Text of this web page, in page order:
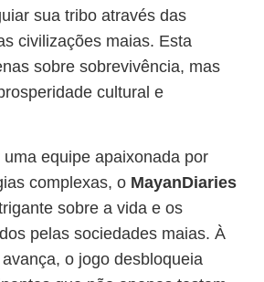
sua tribo através das
civilizações maias. Esta
sobre sobrevivência, mas
cultural e
equipe apaixonada por
complexas, o MayanDiaries
sobre a vida e os
pelas sociedades maias. À
o jogo desbloqueia